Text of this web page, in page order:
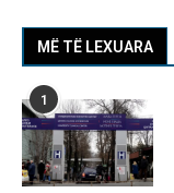
MË TË LEXUARA
1